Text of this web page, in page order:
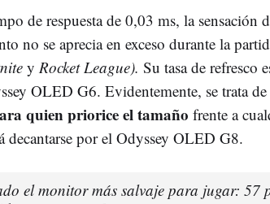
de respuesta de 0,03 ms, la sensación
no se aprecia en exceso durante la
y Rocket League). Su tasa de refresco
OLED G6. Evidentemente, se trata
quien priorice el tamaño frente a
decantarse por el Odyssey OLED G8.
el monitor más salvaje para jugar: 57